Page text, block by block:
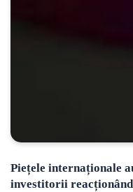
Piețele internaționale
investitorii